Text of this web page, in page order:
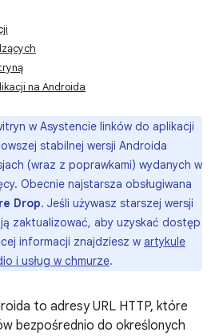
na Androida
w Asystencie linków do aplikacji
stabilnej wersji Androida
(wraz z poprawkami) wydanych w
Obecnie najstarsza obsługiwana
Drop. Jeśli używasz starszej wersji
zaktualizować, aby uzyskać dostęp
informacji znajdziesz w artykule
i usług w chmurze.
to adresy URL HTTP, które
bezpośrednio do określonych